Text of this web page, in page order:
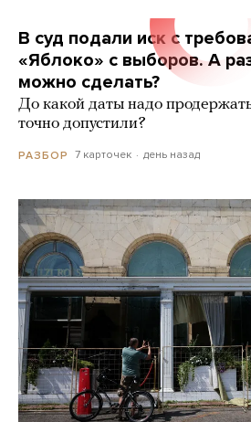
В суд подали иск с
«Яблоко» с выборов. А
можно сделать?
До какой даты надо
точно допустили?
РАЗБОР 7 карточек день назад